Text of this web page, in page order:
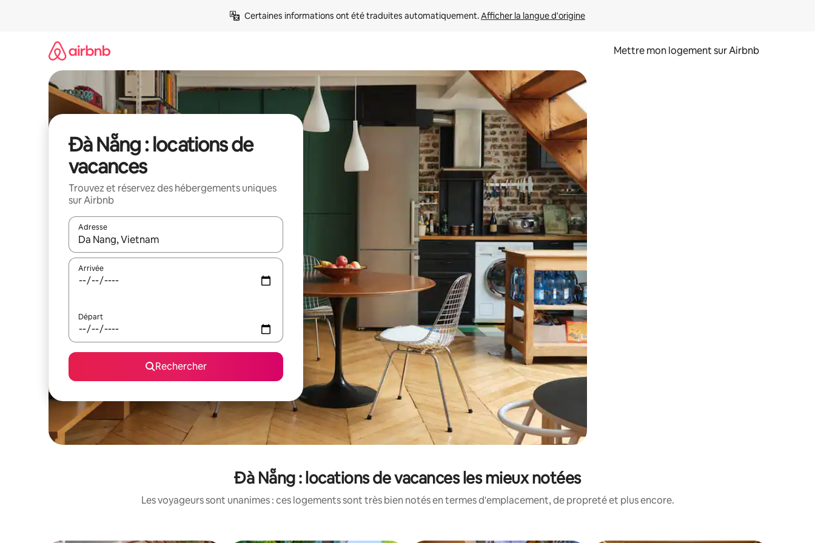
Certaines informations ont été traduites automatiquement. Afficher la langue d'origine
Mettre mon logement sur Airbnb
Đà Nẵng : locations de
vacances
Trouvez et réservez des hébergements uniques
sur Airbnb
Adresse
Lorsque les résultats s'affichent, utilisez les flèches vers le haut et vers le bas pour les parcourir ou en appuyant et en faisant glisser.
Arrivée
Départ
Rechercher
Đà Nẵng : locations de vacances les mieux notées
Les voyageurs sont unanimes : ces logements sont très bien notés en termes d'emplacement, de propreté et plus encore.